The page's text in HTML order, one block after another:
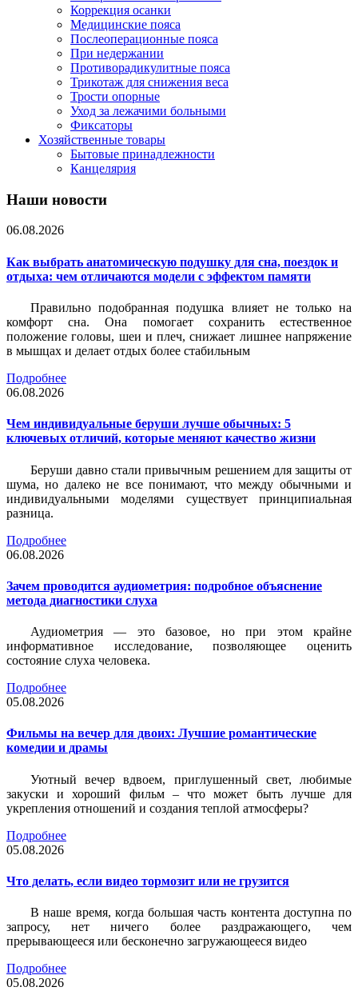
Коррекция осанки
Медицинские пояса
Послеоперационные пояса
При недержании
Противорадикулитные пояса
Трикотаж для снижения веса
Трости опорные
Уход за лежачими больными
Фиксаторы
Хозяйственные товары
Бытовые принадлежности
Канцелярия
Наши новости
06.08.2026
Как выбрать анатомическую подушку для сна, поездок и
отдыха: чем отличаются модели с эффектом памяти
Правильно подобранная подушка влияет не только на
комфорт сна. Она помогает сохранить естественное
положение головы, шеи и плеч, снижает лишнее напряжение
в мышцах и делает отдых более стабильным
Подробнее
06.08.2026
Чем индивидуальные беруши лучше обычных: 5
ключевых отличий, которые меняют качество жизни
Беруши давно стали привычным решением для защиты от
шума, но далеко не все понимают, что между обычными и
индивидуальными моделями существует принципиальная
разница.
Подробнее
06.08.2026
Зачем проводится аудиометрия: подробное объяснение
метода диагностики слуха
Аудиометрия — это базовое, но при этом крайне
информативное исследование, позволяющее оценить
состояние слуха человека.
Подробнее
05.08.2026
Фильмы на вечер для двоих: Лучшие романтические
комедии и драмы
Уютный вечер вдвоем, приглушенный свет, любимые
закуски и хороший фильм – что может быть лучше для
укрепления отношений и создания теплой атмосферы?
Подробнее
05.08.2026
Что делать, если видео тормозит или не грузится
В наше время, когда большая часть контента доступна по
запросу, нет ничего более раздражающего, чем
прерывающееся или бесконечно загружающееся видео
Подробнее
05.08.2026